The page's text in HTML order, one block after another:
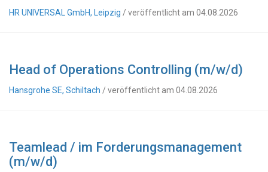
HR UNIVERSAL GmbH, Leipzig / veröffentlicht am 04.08.2026
Head of Operations Controlling (m/w/d)
Hansgrohe SE, Schiltach / veröffentlicht am 04.08.2026
Teamlead / im Forderungsmanagement
(m/w/d)